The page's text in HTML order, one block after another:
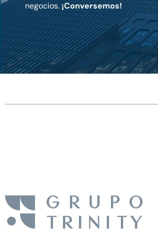
negocios.¡Conversemos!